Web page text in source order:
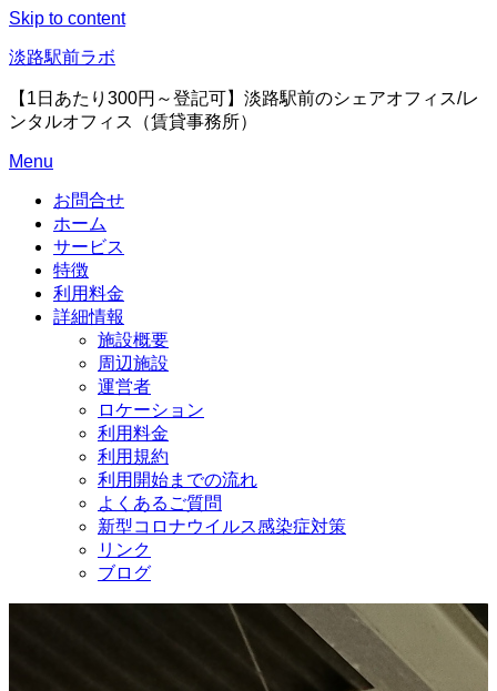
Skip to content
淡路駅前ラボ
【1日あたり300円～登記可】淡路駅前のシェアオフィス/レ
ンタルオフィス（賃貸事務所）
Menu
お問合せ
ホーム
サービス
特徴
利用料金
詳細情報
施設概要
周辺施設
運営者
ロケーション
利用料金
利用規約
利用開始までの流れ
よくあるご質問
新型コロナウイルス感染症対策
リンク
ブログ